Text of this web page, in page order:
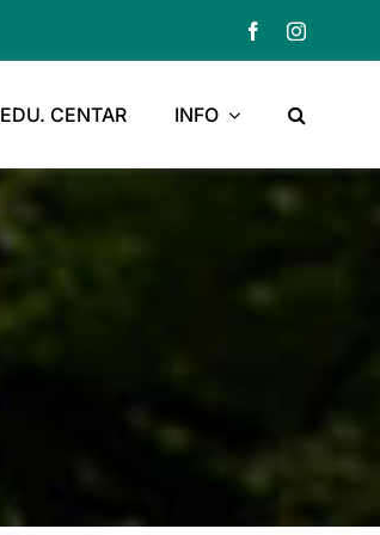
EDU. CENTAR INFO